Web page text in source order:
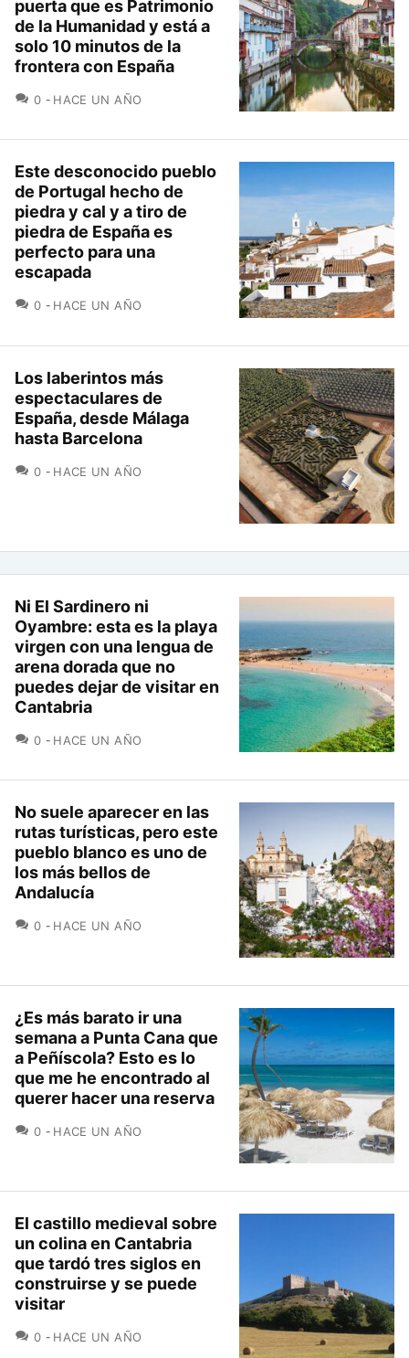
puerta que es Patrimonio
de la Humanidad y está a
solo 10 minutos de la
frontera con España
0 COMENTARIOS
HACE UN AÑO
Este desconocido pueblo
de Portugal hecho de
piedra y cal y a tiro de
piedra de España es
perfecto para una
escapada
0 COMENTARIOS
HACE UN AÑO
Los laberintos más
espectaculares de
España, desde Málaga
hasta Barcelona
0 COMENTARIOS
HACE UN AÑO
Ni El Sardinero ni
Oyambre: esta es la playa
virgen con una lengua de
arena dorada que no
puedes dejar de visitar en
Cantabria
0 COMENTARIOS
HACE UN AÑO
No suele aparecer en las
rutas turísticas, pero este
pueblo blanco es uno de
los más bellos de
Andalucía
0 COMENTARIOS
HACE UN AÑO
¿Es más barato ir una
semana a Punta Cana que
a Peñíscola? Esto es lo
que me he encontrado al
querer hacer una reserva
0 COMENTARIOS
HACE UN AÑO
El castillo medieval sobre
un colina en Cantabria
que tardó tres siglos en
construirse y se puede
visitar
0 COMENTARIOS
HACE UN AÑO